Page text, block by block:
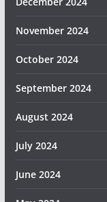
November 2024
October 2024
September 2024
August 2024
July 2024
June 2024